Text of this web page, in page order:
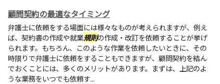
顧問契約の最適なタイミング
弁護士に依頼をする場面には様々なものが考えられますが、例え
ば、契約書の作成や就業規則の作成・改訂を依頼することが挙げ
られます。もちろん、このような作業を依頼したいときに、その
時限りで弁護士に依頼をすることもできますが、顧問契約を結ん
でおくことには、多くのメリットがあります。まずは、上記のよ
うな業務をいつでも依頼す...